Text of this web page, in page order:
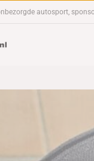
autosport,